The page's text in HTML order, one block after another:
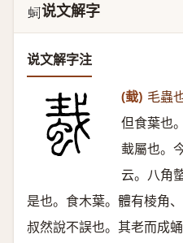
𧉠说文解字
说文解字注
(蛓) 毛蟲
但食葉也
蛓屬也。
云。八角
是也。食木葉。體有棱角
叔然說不誤也。其老而成